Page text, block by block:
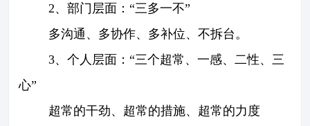
2、部门层面：“三多一不”
多沟通、多协作、多补位、不拆台。
3、个人层面：“三个超常、一感、二性、三
心”
超常的干劲、超常的措施、超常的力度